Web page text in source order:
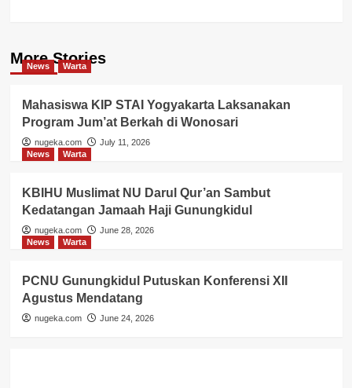
More Stories
News Warta
Mahasiswa KIP STAI Yogyakarta Laksanakan
Program Jum’at Berkah di Wonosari
nugeka.com
July 11, 2026
News
Warta
KBIHU Muslimat NU Darul Qur’an Sambut
Kedatangan Jamaah Haji Gunungkidul
nugeka.com
June 28, 2026
News
Warta
PCNU Gunungkidul Putuskan Konferensi XII
Agustus Mendatang
nugeka.com June 24, 2026